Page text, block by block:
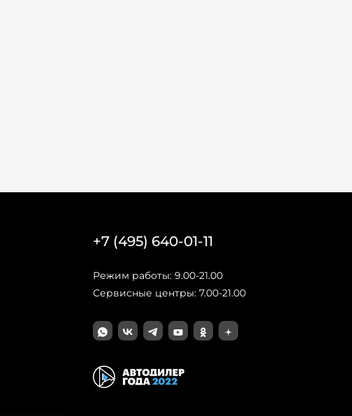
+7 (495) 640-01-11
Режим работы: 9.00-21.00
Сервисные центры: 7.00-21.00